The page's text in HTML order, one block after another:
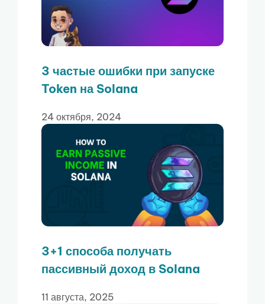
3 частые ошибки при запуске
Token на Solana
24 октября, 2024
3+1 способа получать
пассивный доход в Solana
11 августа, 2025